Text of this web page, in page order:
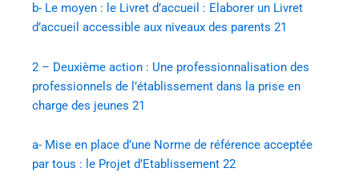
b- Le moyen : le Livret d’accueil : Elaborer un Livret
d’accueil accessible aux niveaux des parents 21
2 – Deuxième action : Une professionnalisation des
professionnels de l’établissement dans la prise en
charge des jeunes 21
a- Mise en place d’une Norme de référence acceptée
par tous : le Projet d’Etablissement 22